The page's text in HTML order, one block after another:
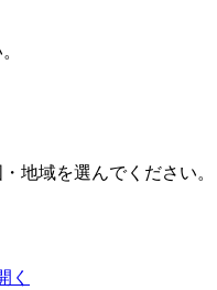
地域を選んでください。
く